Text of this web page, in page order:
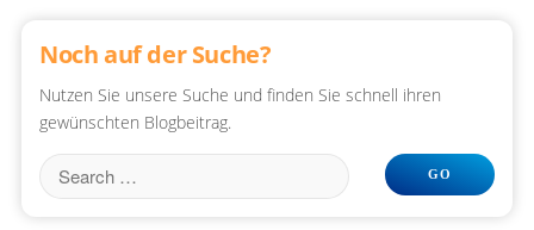
Noch auf der Suche?
Nutzen Sie unsere Suche und finden Sie schnell ihren
gewünschten Blogbeitrag.